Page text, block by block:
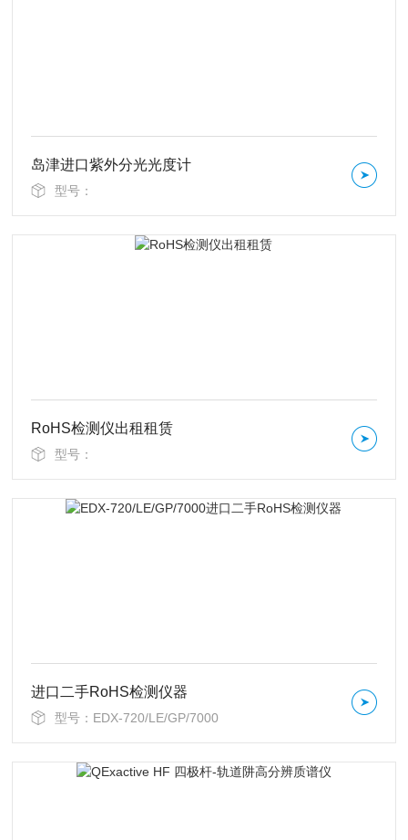
岛津进口紫外分光光度计
型号：
RoHS检测仪出租租赁
型号：
进口二手RoHS检测仪器
型号：EDX-720/LE/GP/7000